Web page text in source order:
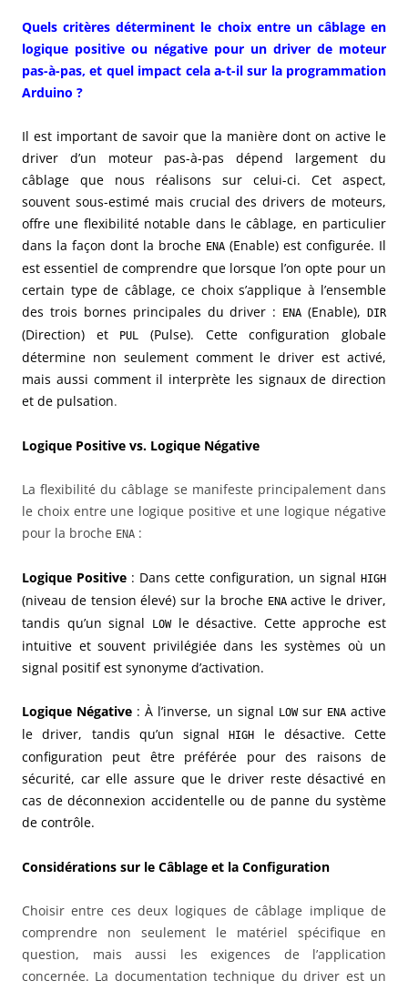
Quels critères déterminent le choix entre un câblage en
logique positive ou négative pour un driver de moteur
pas-à-pas, et quel impact cela a-t-il sur la programmation
Arduino ?
Il est important de savoir que la manière dont on active le
driver d’un moteur pas-à-pas dépend largement du
câblage que nous réalisons sur celui-ci. Cet aspect,
souvent sous-estimé mais crucial des drivers de moteurs,
offre une flexibilité notable dans le câblage, en particulier
dans la façon dont la broche ENA (Enable) est configurée. Il
est essentiel de comprendre que lorsque l’on opte pour un
certain type de câblage, ce choix s’applique à l’ensemble
des trois bornes principales du driver :
ENA (Enable),DIR
(Direction) et PUL
(Pulse). Cette configuration globale
détermine non seulement comment le driver est activé,
mais aussi comment il interprète les signaux de direction
et de pulsation.
Logique Positive vs. Logique Négative
La flexibilité du câblage se manifeste principalement dans
le choix entre une logique positive et une logique négative
pour la broche ENA :
Logique Positive : Dans cette configuration, un signal HIGH
(niveau de tension élevé) sur la broche ENAactive le driver,
tandis qu’un signal
LOWle désactive. Cette approche est
intuitive et souvent privilégiée dans les systèmes où un
signal positif est synonyme d’activation.
Logique Négative : À l’inverse, un signal LOWsur ENAactive
le driver, tandis qu’un signalHIGH
le désactive. Cette
configuration peut être préférée pour des raisons de
sécurité, car elle assure que le driver reste désactivé en
cas de déconnexion accidentelle ou de panne du système
de contrôle.
Considérations sur le Câblage et la Configuration
Choisir entre ces deux logiques de câblage implique de
comprendre non seulement le matériel spécifique en
question, mais aussi les exigences de l’application
concernée. La documentation technique du driver est un